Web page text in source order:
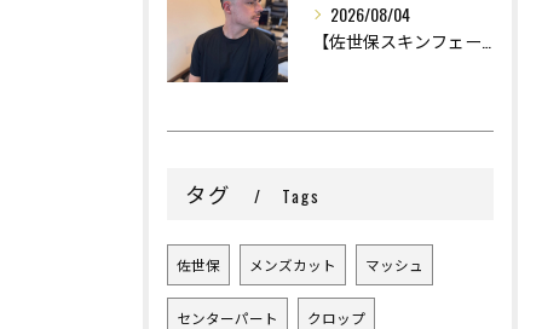
2026/08/04
タグ Tags
佐世保 メンズカット マッシュ
センターパート クロップ